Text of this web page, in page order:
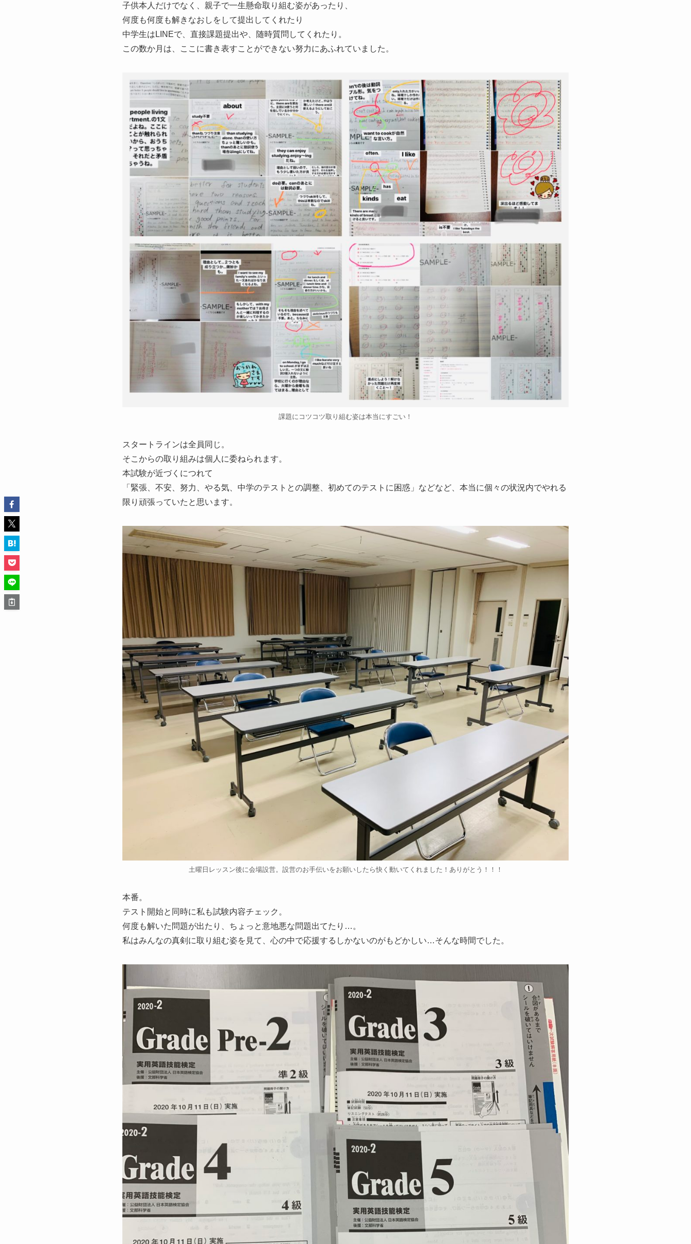
子供本人だけでなく、親子で一生懸命取り組む姿があったり、
何度も何度も解きなおしをして提出してくれたり
中学生はLINEで、直接課題提出や、随時質問してくれたり。
この数か月は、ここに書き表すことができない努力にあふれていました。
課題にコツコツ取り組む姿は本当にすごい！
スタートラインは全員同じ。
そこからの取り組みは個人に委ねられます。
本試験が近づくにつれて
「緊張、不安、努力、やる気、中学のテストとの調整、初めてのテストに困惑」などなど、本当に個々の状況内でやれる
限り頑張っていたと思います。
土曜日レッスン後に会場設営。設営のお手伝いをお願いしたら快く動いてくれました！ありがとう！！！
本番。
テスト開始と同時に私も試験内容チェック。
何度も解いた問題が出たり、ちょっと意地悪な問題出てたり…。
私はみんなの真剣に取り組む姿を見て、心の中で応援するしかないのがもどかしい…そんな時間でした。